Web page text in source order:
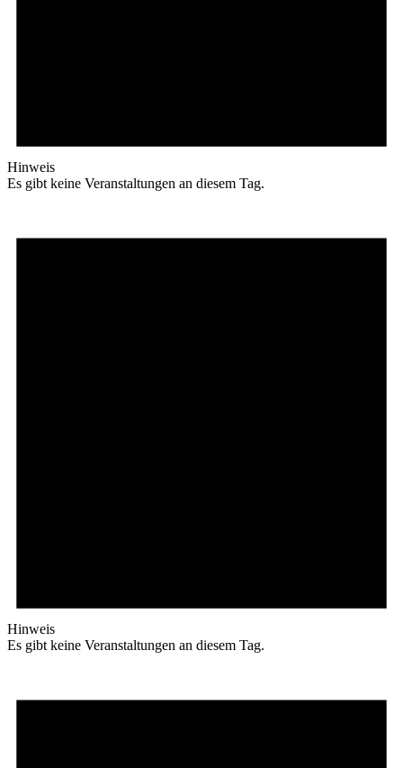
Hinweis
Es gibt keine Veranstaltungen an diesem Tag.
Hinweis
Es gibt keine Veranstaltungen an diesem Tag.